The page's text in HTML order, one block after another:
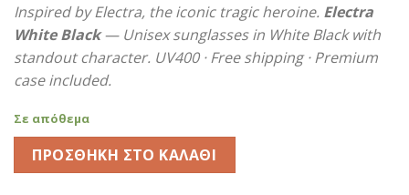
Inspired by Electra, the iconic tragic heroine. Electra
White Black— Unisex sunglasses in White Black with
standout character. UV400 · Free shipping · Premium
case included.
Σε απόθεμα
ΠΡΟΣΘΉΚΗ ΣΤΟ ΚΑΛΆΘΙ